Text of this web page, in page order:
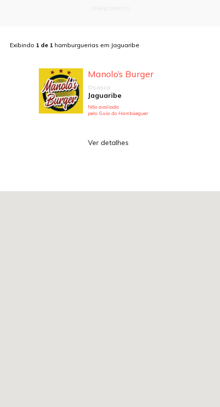
Exibindo 1 de 1 hamburguerias em Jaguaribe
Manolo’s Burger
Osasco
Jaguaribe
Não avaliada
pelo Guia do Hambúeguer
Ver detalhes